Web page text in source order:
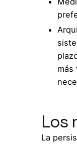
más
Los
La